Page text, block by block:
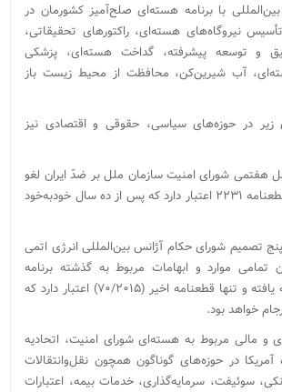
با برنامه هسته‌ای صلح‌آمیز کشورمان در
نیروگاه‌های هسته‌ای، راکتورهای تحقیقاتی،
و توسعه پیشرفته، گداخت هسته‌ای، پزشکی
آب شیرین‌کن، محافظت از محیط زیست باز
زیر در حوزه‌های سیاسی، حقوقی و اقتصادی نیز
هفتمی شورای امنیت سازمان ملل بر ضدّ ایران لغو
شد. هم اکنون تنها قطعنامه ۲۲۳۱ اعتبار دارد که پس از ده سال خودبه‌خود
پنج تصمیم شورای حکام آژانس بین‌المللی انرژی اتمی
تمامی موارد و ابهامات مربوط به گذشته برنامه
هسته‌ای کشور خاتمه یافته و تنها قطعنامه اخیر (۷۰/۲۰۱۵) اعتبار دارد که
خواهد بود.
و مالی مربوط به هسته‌ای شورای امنیت، اتحادیه
آمریکا در حوزه‌های گوناگون همچون نقل‌وانتقالات
سوئیفت، سرمایه‌گذاری، خدمات بیمه، اعتبارات